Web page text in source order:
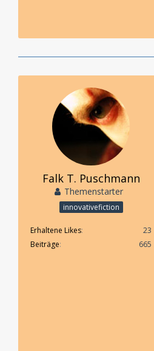
Falk T. Puschmann
Themenstarter
innovativefiction
Erhaltene Likes
23
Beiträge
665